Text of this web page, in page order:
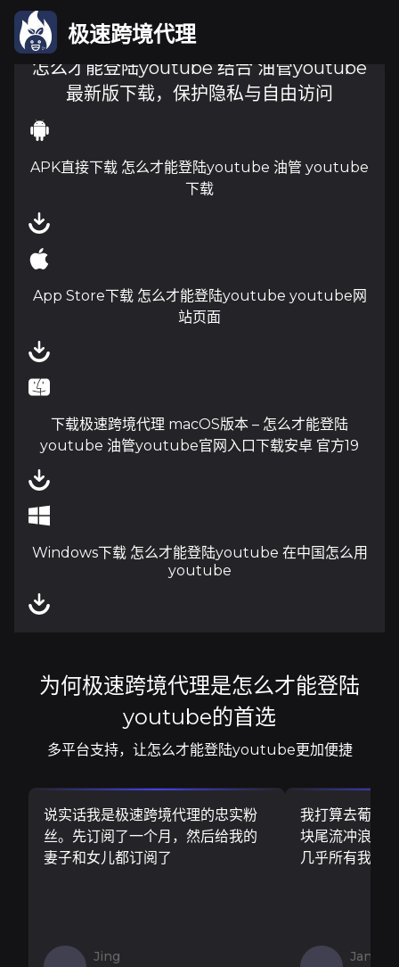
极速跨境代理
怎么才能登陆youtube 结合 油管youtube
最新版下载，保护隐私与自由访问
APK直接下载 怎么才能登陆youtube 油管 youtube
下载
App Store下载 怎么才能登陆youtube youtube网
站页面
下载极速跨境代理 macOS版本 – 怎么才能登陆
youtube 油管youtube官网入口下载安卓 官方19
Windows下载 怎么才能登陆youtube 在中国怎么用
youtube
为何极速跨境代理是怎么才能登陆
youtube的首选
多平台支持，让怎么才能登陆youtube更加便捷
说实话我是极速跨境代理的忠实粉
丝。先订阅了一个月，然后给我的
妻子和女儿都订阅了
Jing
我打算去葡萄
块尾流冲浪板
几乎所有我需
Jan V